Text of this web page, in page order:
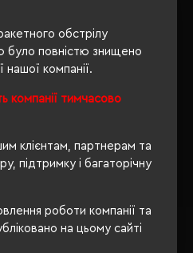
обстрілу
було повністю знищено
нашої компанії.
компанії тимчасово
клієнтам, партнерам та
підтримку і багаторічну
роботи компанії та
на цьому сайті
Вам запропонувати в
перероблений;
таким набором параметрів,
52
нам по телефону
із задоволенням
для Вас оптимальний